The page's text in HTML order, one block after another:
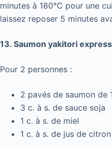
minutes à 180°C pour une
laissez reposer 5 minutes
13. Saumon yakitori express
Pour 2 personnes :
2 pavés de saumon de
3 c. à s. de sauce soja
1 c. à s. de miel
1 c. à s. de jus de citron